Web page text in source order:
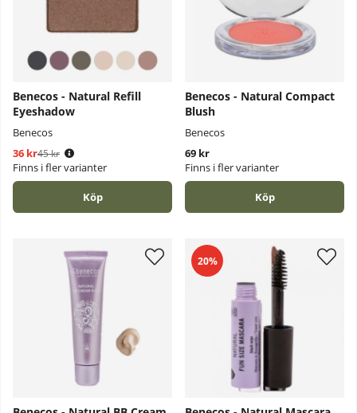
Benecos - Natural Refill
Eyeshadow
Benecos
36 kr
Ordinarie pris:
45 kr
Finns i fler varianter
Köp
Benecos - Natural Compact
Blush
Benecos
69 kr
Finns i fler varianter
Köp
20%